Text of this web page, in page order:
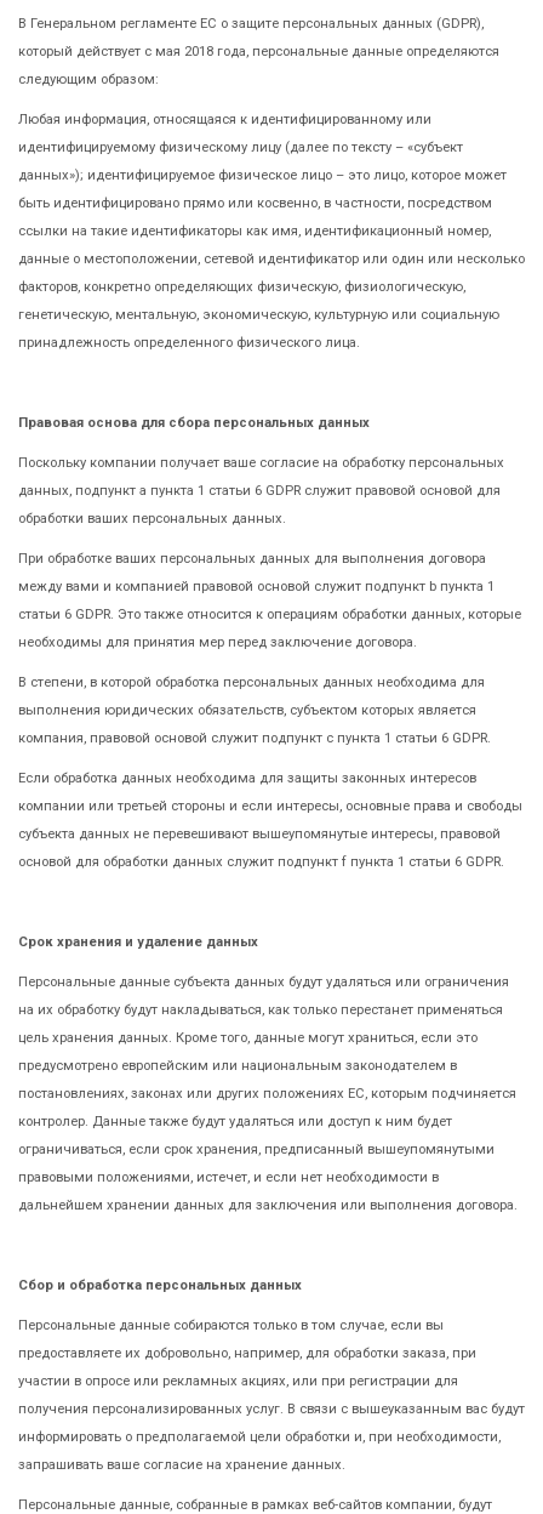
В Генеральном регламенте ЕС о защите персональных данных (GDPR),
который действует с мая 2018 года, персональные данные определяются
следующим образом:
Любая информация, относящаяся к идентифицированному или
идентифицируемому физическому лицу (далее по тексту – «субъект
данных»); идентифицируемое физическое лицо – это лицо, которое может
быть идентифицировано прямо или косвенно, в частности, посредством
ссылки на такие идентификаторы как имя, идентификационный номер,
данные о местоположении, сетевой идентификатор или один или несколько
факторов, конкретно определяющих физическую, физиологическую,
генетическую, ментальную, экономическую, культурную или социальную
принадлежность определенного физического лица.
Правовая основа для сбора персональных данных
Поскольку компании получает ваше согласие на обработку персональных
данных, подпункт а пункта 1 статьи 6 GDPR служит правовой основой для
обработки ваших персональных данных.
При обработке ваших персональных данных для выполнения договора
между вами и компанией правовой основой служит подпункт b пункта 1
статьи 6 GDPR. Это также относится к операциям обработки данных, которые
необходимы для принятия мер перед заключение договора.
В степени, в которой обработка персональных данных необходима для
выполнения юридических обязательств, субъектом которых является
компания, правовой основой служит подпункт c пункта 1 статьи 6 GDPR.
Если обработка данных необходима для защиты законных интересов
компании или третьей стороны и если интересы, основные права и свободы
субъекта данных не перевешивают вышеупомянутые интересы, правовой
основой для обработки данных служит подпункт f пункта 1 статьи 6 GDPR.
Срок хранения и удаление данных
Персональные данные субъекта данных будут удаляться или ограничения
на их обработку будут накладываться, как только перестанет применяться
цель хранения данных. Кроме того, данные могут храниться, если это
предусмотрено европейским или национальным законодателем в
постановлениях, законах или других положениях ЕС, которым подчиняется
контролер. Данные также будут удаляться или доступ к ним будет
ограничиваться, если срок хранения, предписанный вышеупомянутыми
правовыми положениями, истечет, и если нет необходимости в
дальнейшем хранении данных для заключения или выполнения договора.
Сбор и обработка персональных данных
Персональные данные собираются только в том случае, если вы
предоставляете их добровольно, например, для обработки заказа, при
участии в опросе или рекламных акциях, или при регистрации для
получения персонализированных услуг. В связи с вышеуказанным вас будут
информировать о предполагаемой цели обработки и, при необходимости,
запрашивать ваше согласие на хранение данных.
Персональные данные, собранные в рамках веб-сайтов компании, будут